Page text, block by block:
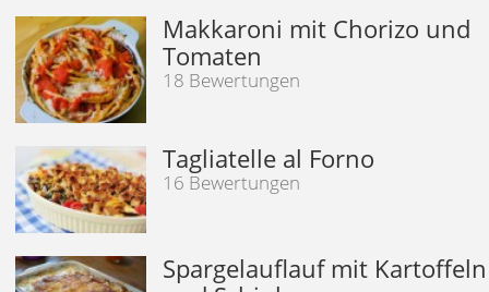
Makkaroni mit Chorizo und
Tomaten
18 Bewertungen
Tagliatelle al Forno
16 Bewertungen
Spargelauflauf mit Kartoffeln